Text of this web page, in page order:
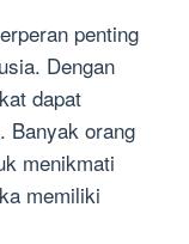
penting
Dengan
dapat
Banyak orang
menikmati
memiliki